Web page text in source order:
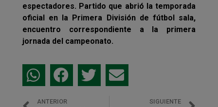
espectadores. Partido que abrió la temporada
oficial en la Primera División de fútbol sala,
encuentro correspondiente a la primera
jornada del campeonato.
ANTERIOR SIGUIENTE